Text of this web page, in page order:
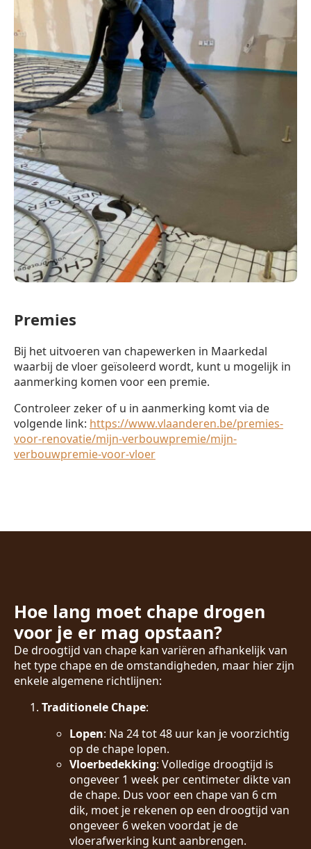
Premies
Bij het uitvoeren van chapewerken in Maarkedal
waarbij de vloer geïsoleerd wordt, kunt u mogelijk in
aanmerking komen voor een premie.
Controleer zeker of u in aanmerking komt via de
volgende link: https://www.vlaanderen.be/premies-
voor-renovatie/mijn-verbouwpremie/mijn-
verbouwpremie-voor-vloer
Hoe lang moet chape drogen
voor je er mag opstaan?
De droogtijd van chape kan variëren afhankelijk van
het type chape en de omstandigheden, maar hier zijn
enkele algemene richtlijnen:
Traditionele Chape:
Lopen: Na 24 tot 48 uur kan je voorzichtig
op de chape lopen.
Vloerbedekking: Volledige droogtijd is
ongeveer 1 week per centimeter dikte van
de chape. Dus voor een chape van 6 cm
dik, moet je rekenen op een droogtijd van
ongeveer 6 weken voordat je de
vloerafwerking kunt aanbrengen.